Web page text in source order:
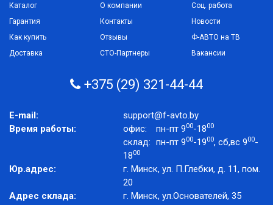
Каталог
Гарантия
Как купить
Доставка
О компании
Контакты
Отзывы
СТО-Партнеры
Соц. работа
Новости
Ф-АВТО на ТВ
Вакансии
+375 (29) 321-44-44
E-mail:
support@f-avto.by
Время работы:
офис: пн-пт 900-1800
склад: пн-пт 900-1900, сб,вс 900-
1800
Юр.адрес:
г. Минск, ул. П.Глебки, д. 11, пом.
20
Адрес склада:
г. Минск, ул.Основателей, 35